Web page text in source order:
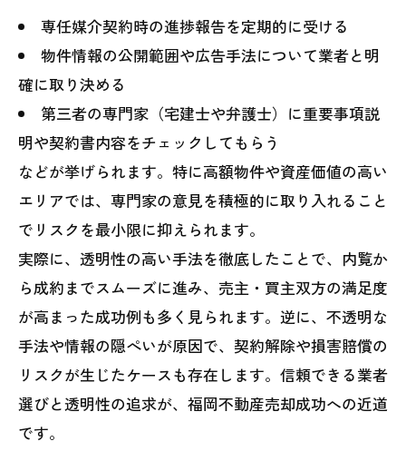
専任媒介契約時の進捗報告を定期的に受ける
物件情報の公開範囲や広告手法について業者と明
確に取り決める
第三者の専門家（宅建士や弁護士）に重要事項説
明や契約書内容をチェックしてもらう
などが挙げられます。特に高額物件や資産価値の高い
エリアでは、専門家の意見を積極的に取り入れること
でリスクを最小限に抑えられます。
実際に、透明性の高い手法を徹底したことで、内覧か
ら成約までスムーズに進み、売主・買主双方の満足度
が高まった成功例も多く見られます。逆に、不透明な
手法や情報の隠ぺいが原因で、契約解除や損害賠償の
リスクが生じたケースも存在します。信頼できる業者
選びと透明性の追求が、福岡不動産売却成功への近道
です。